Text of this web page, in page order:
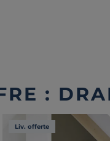
:
Liv. offerte